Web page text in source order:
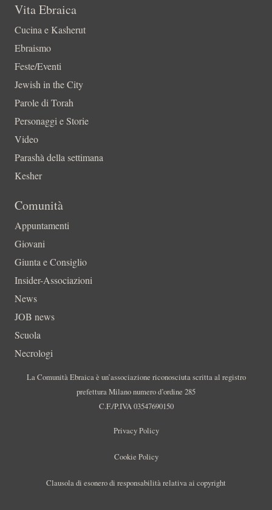
Vita Ebraica
Cucina e Kasherut
Ebraismo
Feste/Eventi
Jewish in the City
Parole di Torah
Personaggi e Storie
Video
Parashà della settimana
Kesher
Comunità
Appuntamenti
Giovani
Giunta e Consiglio
Insider-Associazioni
News
JOB news
Scuola
Necrologi
La Comunità Ebraica è un’associazione riconosciuta scritta al registro
prefettura Milano numero d’ordine 285
C.F./P.IVA 03547690150
Privacy Policy
Cookie Policy
Clausola di esonero di responsabilità relativa ai copyright